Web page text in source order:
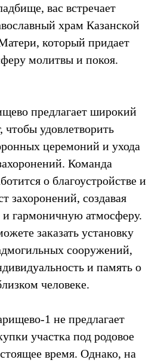
вас встречает
храм Казанской
который придает
молитвы и покоя.
предлагает широкий
чтобы удовлетворить
церемоний и ухода
Команда
о благоустройстве и
захоронений, создавая
гармоничную атмосферу.
заказать установку
сооружений,
и память о
человеке.
1 не предлагает
участка под родовое
время. Однако, на